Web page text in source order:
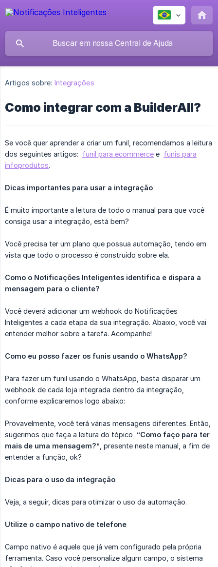
Artigos sobre: Integrações
Como integrar com a BuilderAll?
Se você quer aprender a criar um funil, recomendamos a leitura
dos seguintes artigos: funil para ecommerce e funis para
infoprodutos.
Dicas importantes para usar a integração
É muito importante a leitura de todo o manual para que você
consiga usar a integração, está bem?
Você precisa ter um plano que possua automação, tendo em
vista que todo o processo é construído sobre ela.
Como o Notificações Inteligentes identifica e dispara a
mensagem para o cliente?
Você deverá adicionar um webhook do Notificações
Inteligentes a cada etapa da sua integração. Abaixo, você vai
entender melhor sobre a tarefa. Acompanhe!
Como eu posso fazer os funis usando o WhatsApp?
Para fazer um funil usando o WhatsApp, basta disparar um
webhook de cada loja integrada dentro da integração,
conforme explicaremos logo abaixo:
Provavelmente, você terá várias mensagens diferentes. Então,
sugerimos que faça a leitura do tópico “Como faço para ter
mais de uma mensagem?” , presente neste manual, a fim de
entender a função, ok?
Dicas para o uso da integração
Veja, a seguir, dicas para otimizar o uso da automação.
Utilize o campo nativo de telefone
Campo nativo é aquele que já vem configurado pela própria
ferramenta. Caso você personalize algum campo, o sistema